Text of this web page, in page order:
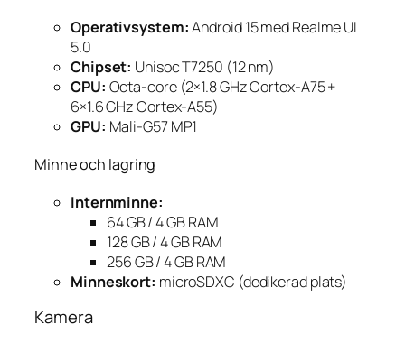
Operativsystem:Android 15 med Realme UI
5.0
Chipset: Unisoc T7250 (12 nm)
CPU: Octa-core (2×1.8 GHz Cortex-A75 +
6×1.6 GHz Cortex-A55)
GPU: Mali-G57 MP1
Minne och lagring
Internminne:
64 GB / 4 GB RAM
128 GB / 4 GB RAM
256 GB / 4 GB RAM
Minneskort: microSDXC (dedikerad plats)
Kamera